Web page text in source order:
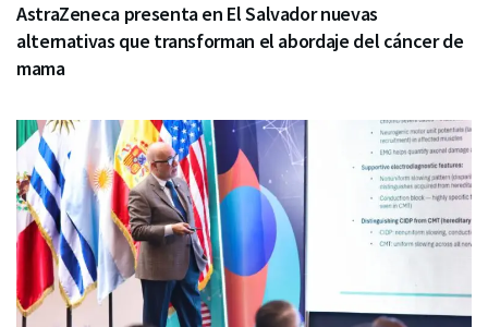
AstraZeneca presenta en El Salvador nuevas
alternativas que transforman el abordaje del cáncer de
mama